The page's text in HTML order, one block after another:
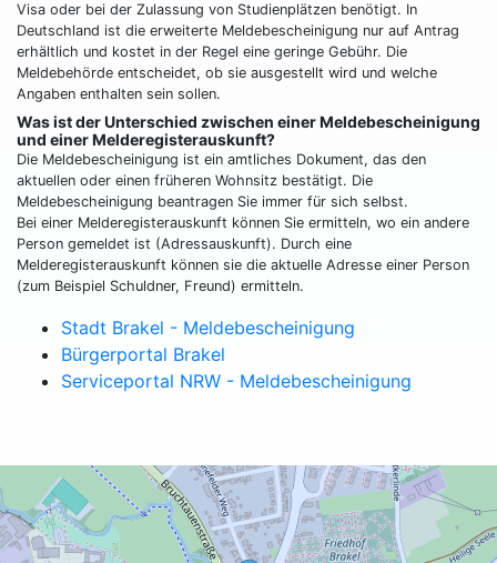
Visa oder bei der Zulassung von Studienplätzen benötigt. In
Deutschland ist die erweiterte Meldebescheinigung nur auf Antrag
erhältlich und kostet in der Regel eine geringe Gebühr. Die
Meldebehörde entscheidet, ob sie ausgestellt wird und welche
Angaben enthalten sein sollen.
Was ist der Unterschied zwischen einer Meldebescheinigung
und einer Melderegisterauskunft?
Die Meldebescheinigung ist ein amtliches Dokument, das den
aktuellen oder einen früheren Wohnsitz bestätigt. Die
Meldebescheinigung beantragen Sie immer für sich selbst.
Bei einer Melderegisterauskunft können Sie ermitteln, wo ein andere
Person gemeldet ist (Adressauskunft). Durch eine
Melderegisterauskunft können sie die aktuelle Adresse einer Person
(zum Beispiel Schuldner, Freund) ermitteln.
Stadt Brakel - Meldebescheinigung
Bürgerportal Brakel
Serviceportal NRW - Meldebescheinigung